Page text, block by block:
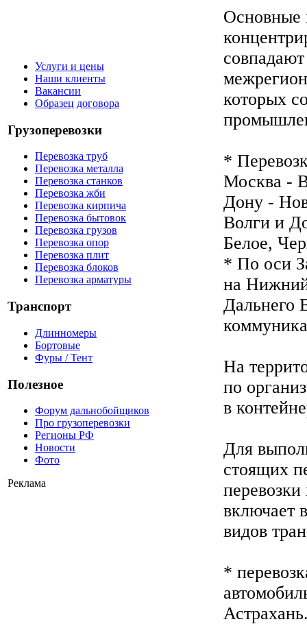
Услуги и цены
Наши клиенты
Вакансии
Образец договора
Грузоперевозки
Перевозка труб
Перевозка металла
Перевозка станков
Перевозка жби
Перевозка кирпича
Перевозка бытовок
Перевозка грузов
Перевозка опор
Перевозка плит
Перевозка блоков
Перевозка арматуры
Транспорт
Длинномеры
Бортовые
Фуры / Тент
Полезное
Форум дальнобойщиков
Про грузоперевозки
Регионы РФ
Новости
Фото
Реклама
Основные
которых
*
Москва -
Дону -
Волги и
Белое,
* По оси
на Нижний
Дальнего
На
по
в
Для
стоящих
включает
видов
*